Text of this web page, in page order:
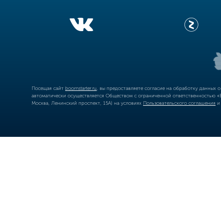
Посещая сайт boomstarter.ru , вы предоставляете согласие на обработку
автоматически осуществляется Обществом с ограниченной
Москва, Ленинский проспект, 15А) на условиях Пользовательского соглашения и